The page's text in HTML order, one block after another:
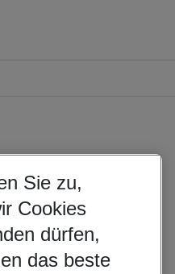
Sie zu,
Cookies
dürfen,
das beste